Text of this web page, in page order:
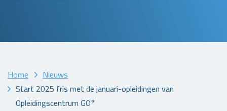
Home
Nieuws
Start 2025 fris met de januari-opleidingen van
Opleidingscentrum GO°